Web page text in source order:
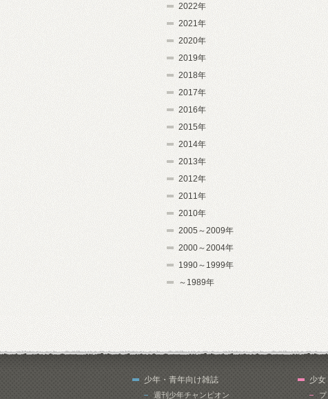
2022年
2021年
2020年
2019年
2018年
2017年
2016年
2015年
2014年
2013年
2012年
2011年
2010年
2005～2009年
2000～2004年
1990～1999年
～1989年
少年・青年向け雑誌
週刊少年チャンピオン
少